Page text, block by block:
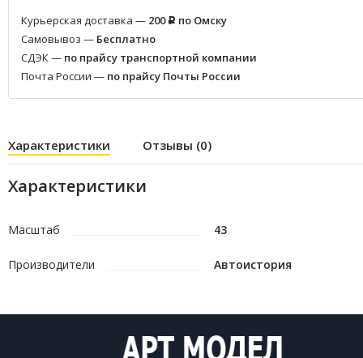
Курьерская доставка — 200 Р по Омску
Самовывоз — Бесплатно
СДЭК — по прайсу транспортной компании
Почта России — по прайсу Почты России
Характеристики Отзывы (0)
Характеристики
Масштаб 43
Производители Автоистория